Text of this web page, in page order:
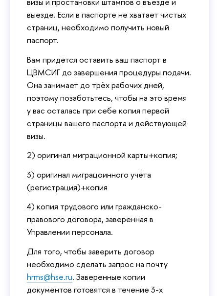
выезде. Если в паспорте не хватает чистых
страниц, необходимо получить новый
паспорт.
Вам придётся оставить ваш паспорт в
ЦВМСИГ до завершения процедуры подачи.
Она занимает до трёх рабочих дней,
поэтому позаботьтесь, чтобы на это время
у вас осталась при себе копия первой
страницы вашего паспорта и действующей
визы.
2) оригинал миграционной карты+копия;
3) оригинал миграцоинного учёта
(регистрация)+копия
4) копия трудового или гражданско-
правового договора, заверенная в
Управлении персонала.
Для того, чтобы заверить договор
необходимо сделать запрос на почту
hrms@hse.ru. Заверенные копии
документов готовятся в течение 3-х